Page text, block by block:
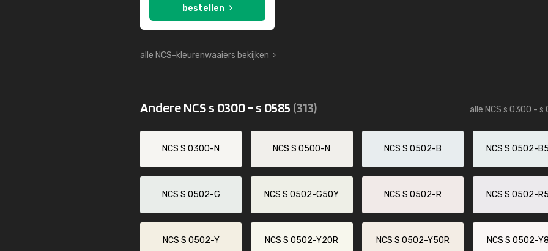
bestellen
alle NCS-kleurenwaaiers bekijken
Andere NCS s 0300 - s 0585 (313) alle NCS s 0300 - s
NCS S 0300-N NCS S 0500-N NCS S 0502-B NCS S 0502-
NCS S 0502-G NCS S 0502-G50Y NCS S 0502-R NCS S 0502-
NCS S 0502-Y NCS S 0502-Y20R NCS S 0502-Y50R NCS S 0502-